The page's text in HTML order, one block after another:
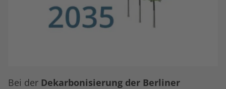
Bei der Dekarbonisierung der Berliner